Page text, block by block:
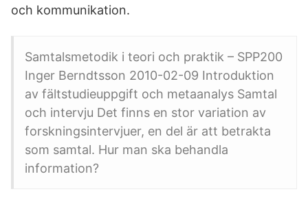
och kommunikation.
Samtalsmetodik i teori och praktik – SPP200
Inger Berndtsson 2010-02-09 Introduktion
av fältstudieuppgift och metaanalys Samtal
och intervju Det finns en stor variation av
forskningsintervjuer, en del är att betrakta
som samtal. Hur man ska behandla
information?